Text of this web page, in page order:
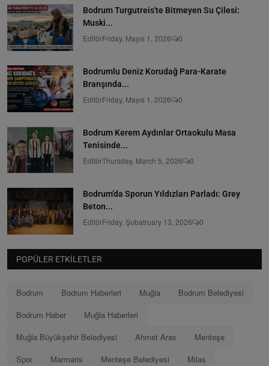
Bodrum Turgutreis'te Bitmeyen Su Çilesi:
Muski...
EditörFriday, Mayıs 1, 2026 0
Bodrumlu Deniz Korudağ Para-Karate
Branşında...
EditörFriday, Mayıs 1, 2026 0
Bodrum Kerem Aydınlar Ortaokulu Masa
Tenisinde...
EditörThursday, March 5, 2026 0
Bodrum’da Sporun Yıldızları Parladı: Grey
Beton...
EditörFriday, Şubatruary 13, 2026 0
POPÜLER ETKILETLER
Bodrum Bodrum Haberleri Muğla
Bodrum Belediyesi
Bodrum Haber
Muğla Haberleri
Muğla Büyükşehir Belediyesi
Ahmet Aras
Menteşe
Spor
Marmaris Menteşe Belediyesi
Milas